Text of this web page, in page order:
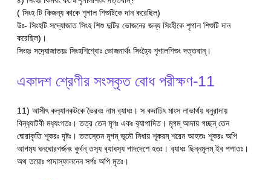
( সিংহ টি কিজন্য কাকে শৃগাল শিশুটিকে দান করেছিল)
উঃ- সিংহটি সদ্যোজাত সিংহ শিশু দুটির ভোজনের জন্য সিংহীকে শৃগাল শিশুটি দান
করেছিল)।
সিংহঃ সদ‍্যোজাতয়ঃ সিংহশিশ্বোঃ ভোজনার্থং সিংহ‍্যৈ শৃগালশিশুং দত্তবান্।
একাদশ শ্রেণীর সংস্কৃত বোধ পরীক্ষণ-11
11) আসীৎ কল‍্যানকটকে ভৈরবঃ নাম ব‍্যাধঃ। স কদাচিৎ মাংস লাভার্থয় ধনুরাদায়
বিন্ধ‍্যাটবী মধ‍্যংগতঃ। তত্র তেন মৃগঃ একঃ ব‍্যাপাদিত। মৃগম্ আদায় গচ্ছন্ তেন
ঘোরাকৃতি শূকরঃ দৃষ্টঃ। ততস্তেন মৃগম্ ভূমৌ নিধায় শূকরম্ শরেন আহতঃ শূকরঃ অপি
আগম‍্য ঘনঘোরগর্জনং কুর্বন্ তস‍্য ব‍্যাধস‍্য পাদদেশে হতঃ। ব‍্যাধঃ ছিন্নমূলম্ ইব পপাতঃ।
অথ তয়োঃ পাদাস্ফালনেন সর্পঃ অপি মৃতঃ।